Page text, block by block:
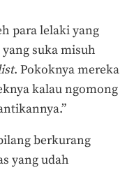
para lelaki yang
suka misuh
. Pokoknya mereka
kalau ngomong
berkurang
yang udah